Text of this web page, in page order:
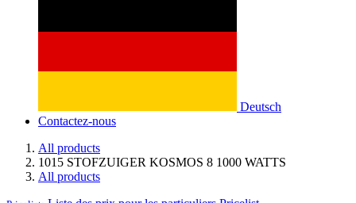
Deutsch
Contactez-nous
All products
1015 STOFZUIGER KOSMOS 8 1000 WATTS
All products